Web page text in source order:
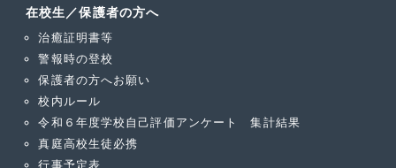
在校生／保護者の方へ
治癒証明書等
警報時の登校
保護者の方へお願い
校内ルール
令和６年度学校自己評価アンケート 集計結果
真庭高校生徒必携
行事予定表